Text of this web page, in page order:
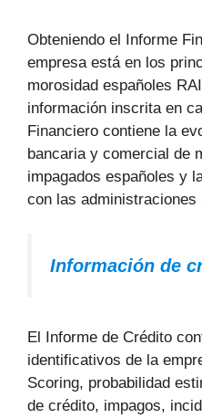
Obteniendo el Informe
empresa está en los
morosidad españoles
información inscrita en
Financiero contiene la
bancaria y comercial de
impagados españoles y
con las administraciones
Información de
El Informe de Crédito
identificativos de la
Scoring, probabilidad
de crédito, impagos,